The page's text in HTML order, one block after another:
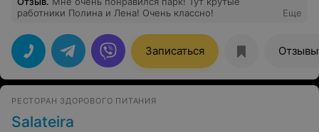
работники Полина и Лена! Очень классно!
Еще
Записаться Отзывы
РЕСТОРАН ЗДОРОВОГО ПИТАНИЯ
Salateira